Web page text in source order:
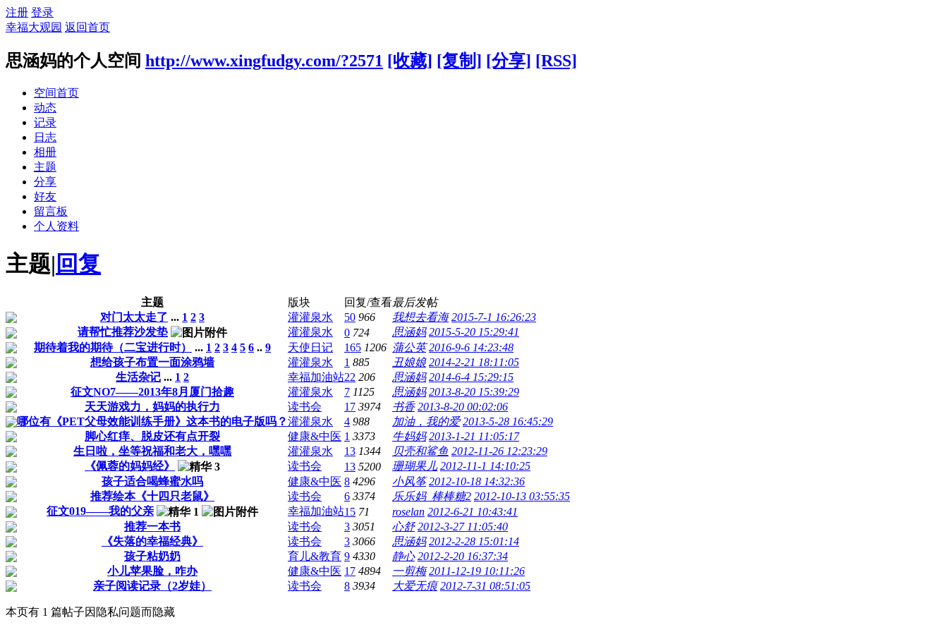
注册 登录
幸福大观园 返回首页
思涵妈的个人空间 http://www.xingfudgy.com/?2571 [收藏] [复制] [分享] [RSS]
空间首页
动态
记录
日志
相册
主题
分享
好友
留言板
个人资料
主题| 回复
主题 版块 回复/查看最后发帖
对门太太走了 ... 1 2 3 灌灌泉水 50 966 我想去看海 2015-7-1 16:26:23
请帮忙推荐沙发垫
灌灌泉水 0 724 思涵妈 2015-5-20 15:29:41
期待着我的期待（二宝进行时）
... 1 2 3 4 5 6 .. 9 天使日记 165 1206 蒲公英 2016-9-6 14:23:48
想给孩子布置一面涂鸦墙
灌灌泉水 1 885 丑娘娘 2014-2-21 18:11:05
生活杂记 ... 1 2 幸福加油站22 206 思涵妈 2014-6-4 15:29:15
征文NO7——2013年8月厦门拾趣
灌灌泉水 7 1125 思涵妈 2013-8-20 15:39:29
天天游戏力，妈妈的执行力
读书会 17 3974 书香 2013-8-20 00:02:06
哪位有《PET父母效能训练手册》这本书的电子版吗？灌灌泉水 4 988 加油，我的爱 2013-5-28 16:45:29
脚心红痒、脱皮还有点开裂
健康&中医 1 3373 牛妈妈 2013-1-21 11:05:17
生日啦，坐等祝福和老大，嘿嘿
灌灌泉水 13 1344 贝壳和鲨鱼 2012-11-26 12:23:29
《佩蓉的妈妈经》
读书会 13 5200 珊瑚果儿 2012-11-1 14:10:25
孩子适合喝蜂蜜水吗
健康&中医 8 4296 小风筝 2012-10-18 14:32:36
推荐绘本《十四只老鼠》
读书会 6 3374 乐乐妈_棒棒糖2 2012-10-13 03:55:35
征文019——我的父亲
幸福加油站15 71 roselan 2012-6-21 10:43:41
推荐一本书
读书会 3 3051 心舒 2012-3-27 11:05:40
《失落的幸福经典》
读书会 3 3066 思涵妈 2012-2-28 15:01:14
孩子粘奶奶
育儿&教育 9 4330 静心 2012-2-20 16:37:34
小儿苹果脸，咋办
健康&中医 17 4894 一剪梅 2011-12-19 10:11:26
亲子阅读记录（2岁娃）
读书会 8 3934 大爱无痕 2012-7-31 08:51:05
本页有 1 篇帖子因隐私问题而隐藏